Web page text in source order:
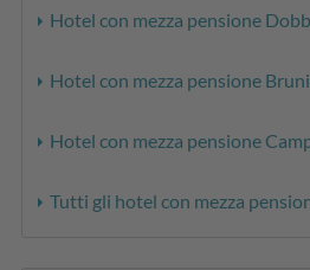
Hotel con mezza pensione
Hotel con mezza pensione
Hotel con mezza pensione
Tutti gli hotel con mezza